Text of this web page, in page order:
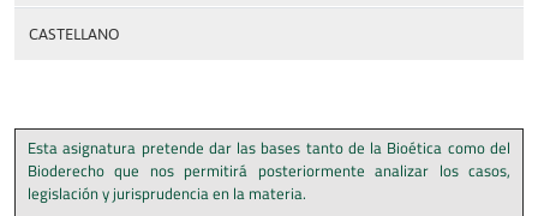
CASTELLANO
Esta asignatura pretende dar las bases tanto de la Bioética como del
Bioderecho que nos permitirá posteriormente analizar los casos,
legislación y jurisprudencia en la materia.